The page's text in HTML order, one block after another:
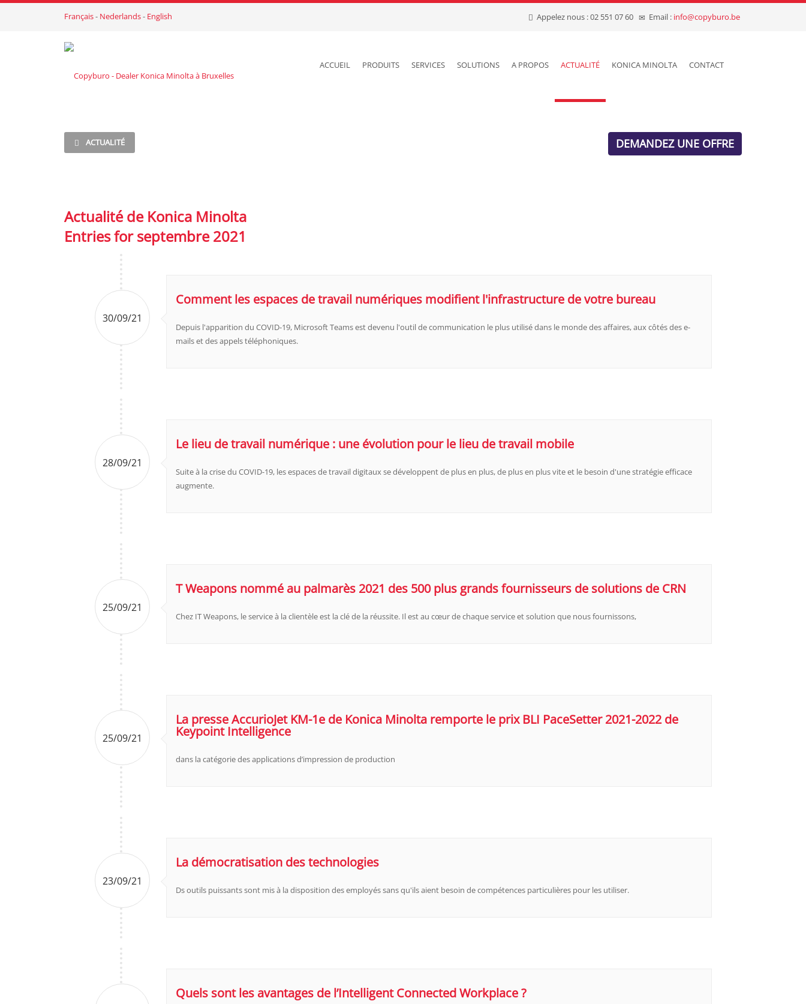
Français- Nederlands- English Appelez nous : 02 551 07 60 Email : info@copyburo.be
ACCUEIL PRODUITS SERVICES SOLUTIONS A PROPOS ACTUALITÉ KONICA MINOLTA CONTACT
ACTUALITÉ DEMANDEZ UNE OFFRE
Actualité de Konica Minolta
Entries for septembre 2021
30/09/21
Comment les espaces de travail numériques modifient l'infrastructure de votre bureau
Depuis l'apparition du COVID-19, Microsoft Teams est devenu l'outil de communication le plus utilisé dans le monde des affaires, aux côtés des e-
mails et des appels téléphoniques.
28/09/21
Le lieu de travail numérique : une évolution pour le lieu de travail mobile
Suite à la crise du COVID-19, les espaces de travail digitaux se développent de plus en plus, de plus en plus vite et le besoin d'une stratégie efficace
augmente.
25/09/21
T Weapons nommé au palmarès 2021 des 500 plus grands fournisseurs de solutions de CRN
Chez IT Weapons, le service à la clientèle est la clé de la réussite. Il est au cœur de chaque service et solution que nous fournissons,
25/09/21
La presse AccurioJet KM-1e de Konica Minolta remporte le prix BLI PaceSetter 2021-2022 de
Keypoint Intelligence
dans la catégorie des applications d’impression de production
23/09/21
La démocratisation des technologies
Ds outils puissants sont mis à la disposition des employés sans qu'ils aient besoin de compétences particulières pour les utiliser.
Quels sont les avantages de l’Intelligent Connected Workplace ?